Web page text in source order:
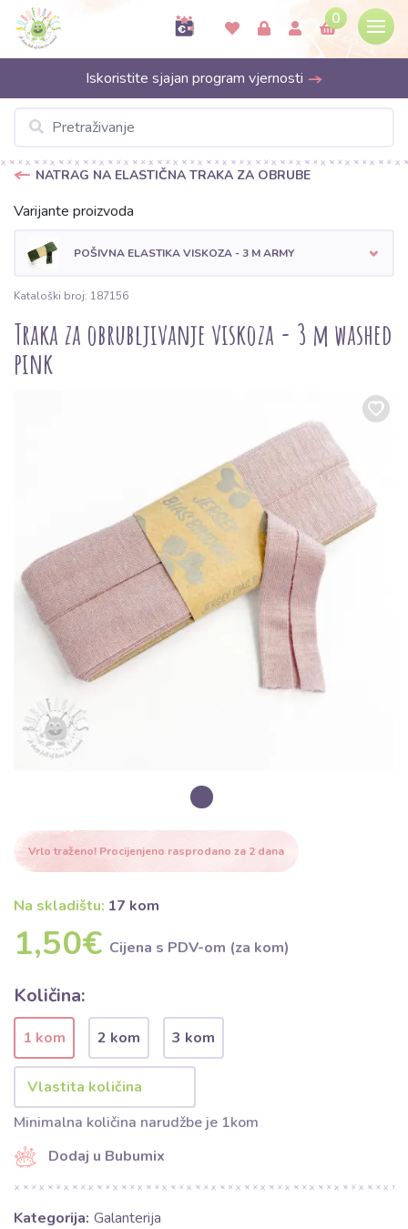
0
Iskoristite sjajan program vjernosti
NATRAG NA ELASTIČNA TRAKA ZA OBRUBE
Varijante proizvoda
POŠIVNA ELASTIKA VISKOZA - 3 M ARMY
Kataloški broj: 187156
Traka za obrubljivanje viskoza - 3 m washed
pink
Vrlo traženo! Procijenjeno rasprodano za 2 dana
Na skladištu: 17 kom
1,50€ Cijena s PDV-om (za kom)
Količina:
1 kom 2 kom 3 kom
Minimalna količina narudžbe je 1kom
Dodaj u Bubumix
Kategorija: Galanterija